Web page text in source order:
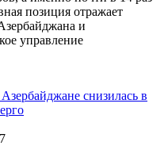
позиция отражает
и
управление